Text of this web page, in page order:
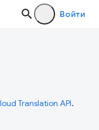
Войти
Translation API.